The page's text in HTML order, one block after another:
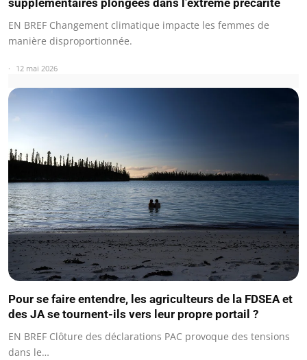
EN BREF Changement climatique impacte les femmes de
manière disproportionnée.
12 mai 2026
Pour se faire entendre, les agriculteurs de la FDSEA et
des JA se tournent-ils vers leur propre portail ?
EN BREF Clôture des déclarations PAC provoque des tensions
dans le…